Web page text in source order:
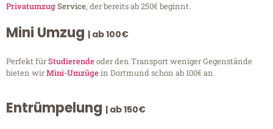
PrivatumzugService, der bereits ab 250€ beginnt.
Mini Umzug | ab 100€
Perfekt fürStudierendeoder den Transport weniger Gegenstände
bieten wirMini-Umzügein Dortmund schon ab 100€ an.
Entrümpelung | ab 150€